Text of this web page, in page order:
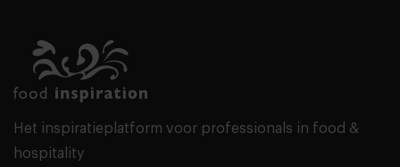
Het inspiratieplatform voor professionals in food &
hospitality